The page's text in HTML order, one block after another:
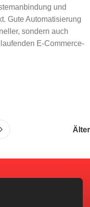
und
Gute Automatisierung
sondern auch
E-Commerce-
Älter